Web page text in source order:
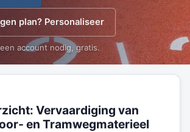
plan? Personaliseer
account nodig, gratis.
Vervaardiging van
en Tramwegmaterieel